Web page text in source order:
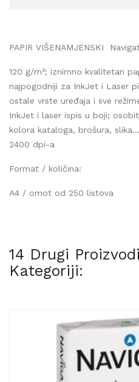
PAPIR VIŠENAMJENSKI
120 g/m²; iznimno kvalitetan
najpogodniji za InkJet i Laser
ostale vrste uređaja i sve
InkJet i laser ispis u boji;
kolora kataloga, brošura,
2400 dpi-a
Format / količina:
A4 / omot od 250 listova
14 Drugi
Kategoriji: